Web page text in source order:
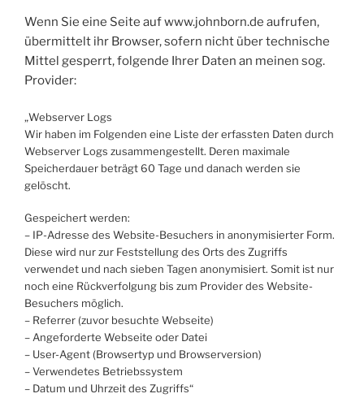
Wenn Sie eine Seite auf www.johnborn.de aufrufen,
übermittelt ihr Browser, sofern nicht über technische
Mittel gesperrt, folgende Ihrer Daten an meinen sog.
Provider:
„Webserver Logs
Wir haben im Folgenden eine Liste der erfassten Daten durch
Webserver Logs zusammengestellt. Deren maximale
Speicherdauer beträgt 60 Tage und danach werden sie
gelöscht.
Gespeichert werden:
– IP-Adresse des Website-Besuchers in anonymisierter Form.
Diese wird nur zur Feststellung des Orts des Zugriffs
verwendet und nach sieben Tagen anonymisiert. Somit ist nur
noch eine Rückverfolgung bis zum Provider des Website-
Besuchers möglich.
– Referrer (zuvor besuchte Webseite)
– Angeforderte Webseite oder Datei
– User-Agent (Browsertyp und Browserversion)
– Verwendetes Betriebssystem
– Datum und Uhrzeit des Zugriffs“